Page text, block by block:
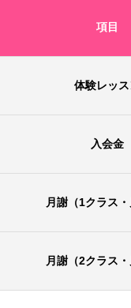
項目
体験レッ
入会金
月謝（1クラス・
月謝（2クラス・